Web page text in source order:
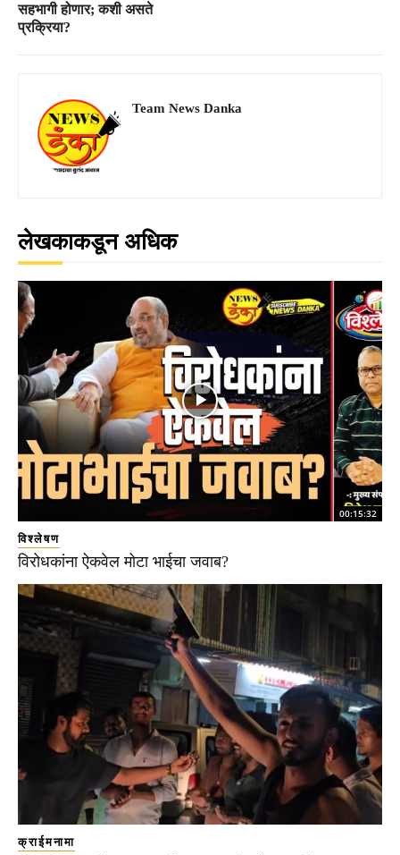
सहभागी होणार; कशी असते
प्रक्रिया?
Team News Danka
लेखकाकडून अधिक
00:15:32
विश्लेषण
विरोधकांना ऐकवेल मोटा भाईचा जवाब?
क्राईमनामा